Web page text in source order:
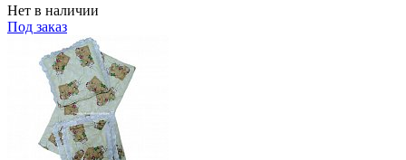
Нет в наличии
Под заказ